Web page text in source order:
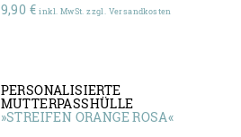
9,90 € inkl. MwSt. zzgl. Versandkosten
PERSONALISIERTE
MUTTERPASSHÜLLE
»STREIFEN ORANGE ROSA«